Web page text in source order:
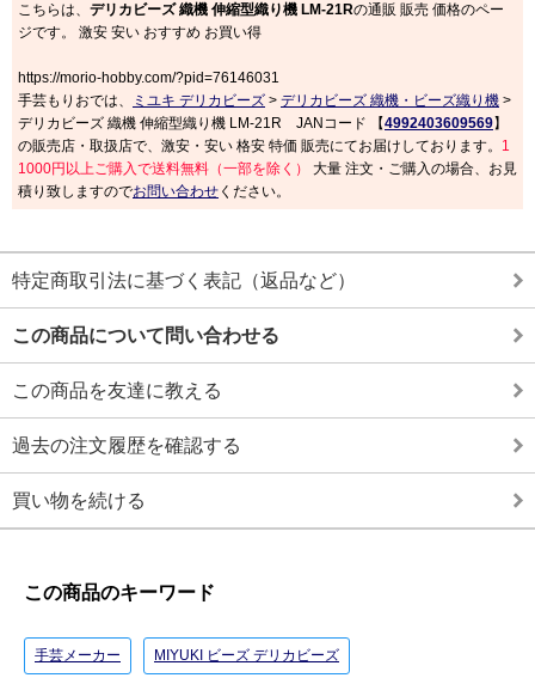
こちらは、 デリカビーズ 織機 伸縮型織り機 LM-21Rの通販 販売 価格のペー
ジです。 激安 安い おすすめ お買い得
https://morio-hobby.com/?pid=76146031
手芸もりおでは、
ミユキ デリカビーズ > デリカビーズ 織機・ビーズ織り機 >
デリカビーズ 織機 伸縮型織り機 LM-21R JANコード 【4992403609569】
の販売店・取扱店で、激安・安い 格安 特価 販売にてお届けしております。 1
1000円以上ご購入で送料無料（一部を除く）
大量 注文・ご購入の場合、お見
積り致しますのでお問い合わせ ください。
特定商取引法に基づく表記（返品など）
この商品について問い合わせる
この商品を友達に教える
過去の注文履歴を確認する
買い物を続ける
この商品のキーワード
手芸メーカー MIYUKI ビーズ デリカビーズ